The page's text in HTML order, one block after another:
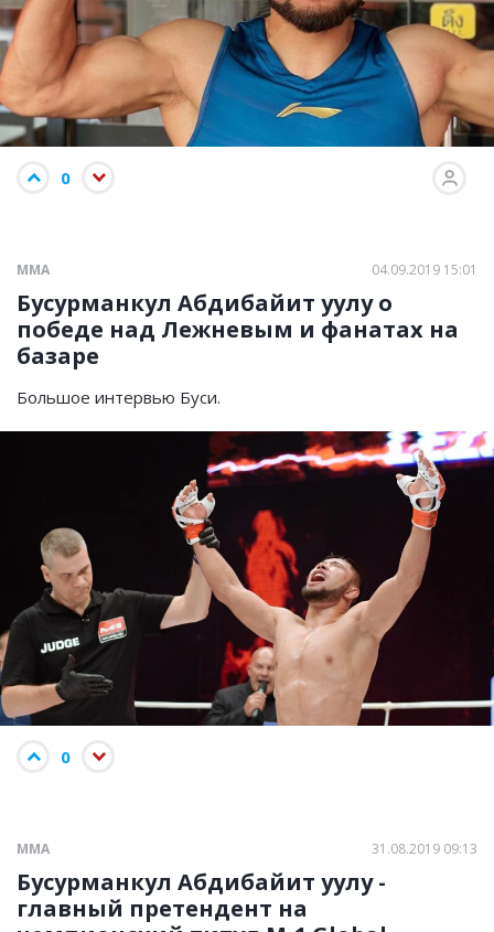
0
ММА 04.09.2019 15:01
Бусурманкул Абдибайит уулу о
победе над Лежневым и фанатах на
базаре
Большое интервью Буси.
0
ММА 31.08.2019 09:13
Бусурманкул Абдибайит уулу -
главный претендент на